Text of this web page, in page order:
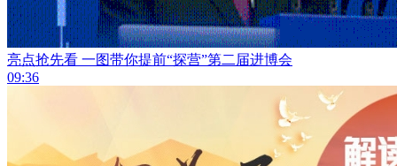
亮点抢先看 一图带你提前“探营”第二届进博会
09:36